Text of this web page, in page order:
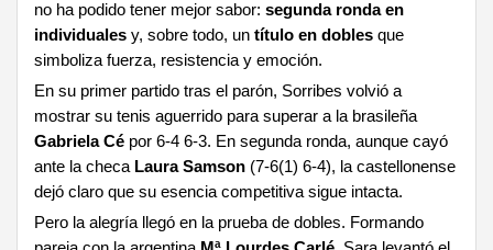
no ha podido tener mejor sabor: segunda ronda en
individuales y, sobre todo, un título en dobles que
simboliza fuerza, resistencia y emoción.
En su primer partido tras el parón, Sorribes volvió a
mostrar su tenis aguerrido para superar a la brasileña
Gabriela Cé por 6-4 6-3. En segunda ronda, aunque cayó
ante la checa Laura Samson (7-6(1) 6-4), la castellonense
dejó claro que su esencia competitiva sigue intacta.
Pero la alegría llegó en la prueba de dobles. Formando